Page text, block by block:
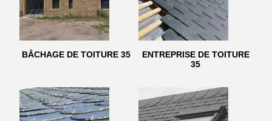
BÂCHAGE DE TOITURE 35
ENTREPRISE DE TOITURE
35